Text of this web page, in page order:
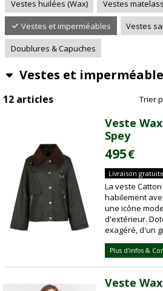
Vestes huilées (Wax) Vestes
Vestes et imperméables Vestes
Doublures & Capuches
Vestes et
12 articles Trier
Veste
Spey
495€
Livraison
La veste
habilement
une icône
d'extérieur.
exagéré, d'un
Plus d'infos &
Veste